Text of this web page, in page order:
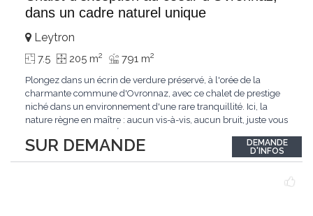
dans un cadre naturel unique
SUR DEMANDE
Leytron
7.5 205 m2 791 m2
Plongez dans un écrin de verdure préservé, à l'orée de la
charmante commune d'Ovronnaz, avec ce chalet de prestige
niché dans un environnement d'une rare tranquillité. Ici, la
nature règne en maître : aucun vis-à-vis, aucun bruit, juste vous
par ses finitions de très haut standing et ses matériaux nobles.
Le bois de mélèze...
DEMANDE
D'INFOS